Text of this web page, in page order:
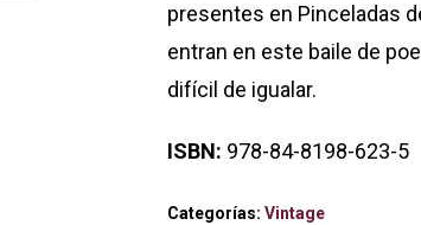
presentes en Pinceladas
entran en este baile de
difícil de igualar.
ISBN: 978-84-8198-623-5
Categorías: Vintage